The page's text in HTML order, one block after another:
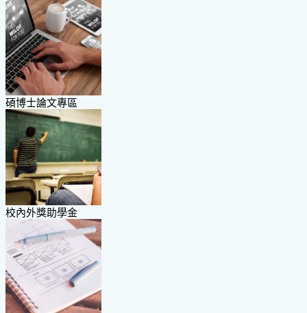
碩博士論文專區
校內外獎助學金